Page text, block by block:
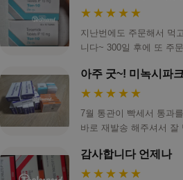
★★★★★
지난번에도 주문해서 먹
니다~ 300일 후에 또 주
아주 굿~! 미녹시파
★★★★★
7월 통관이 빡세서 통과
바로 재발송 해주셔서 잘
감사합니다 언제나
★★★★★